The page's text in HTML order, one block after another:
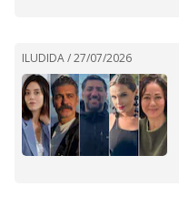
ILUDIDA /27/07/2026